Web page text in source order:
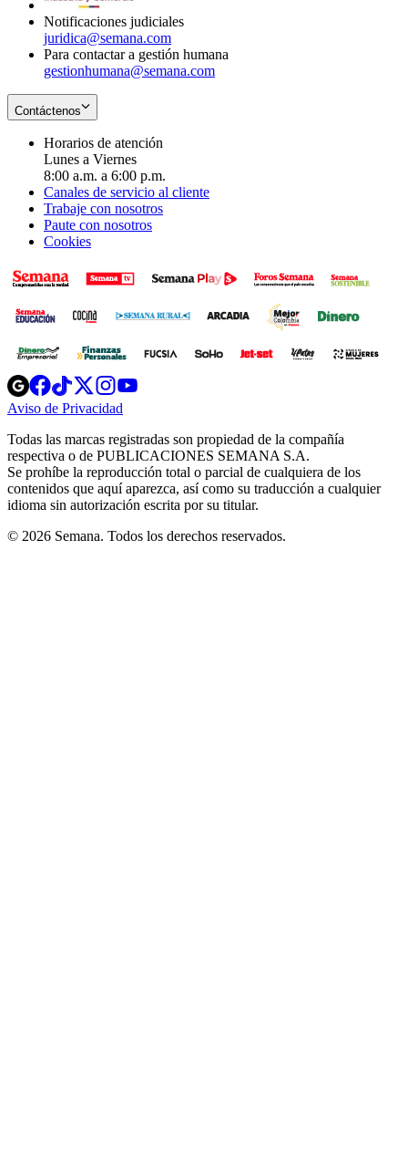
Notificaciones judiciales
juridica@semana.com
Para contactar a gestión humana
gestionhumana@semana.com
Contáctenos
Horarios de atención
Lunes a Viernes
8:00 a.m. a 6:00 p.m.
Canales de servicio al cliente
Trabaje con nosotros
Paute con nosotros
Cookies
Opens
in
new
Opens
in
new
Opens
in
new
window
Opens
new
windowwindow
Aviso de Privacidad
new
window
Todas las marcas registradas son propiedad de la compañía
respectiva o de PUBLICACIONES SEMANA S.A.
Se prohíbe la reproducción total o parcial de cualquiera de los
contenidos que aquí aparezca, así como su traducción a cualquier
idioma sin autorización escrita por su titular.
© 2026 Semana. Todos los derechos reservados.